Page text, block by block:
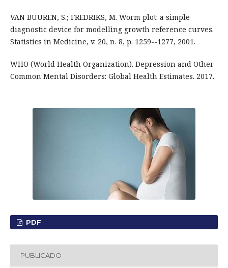
VAN BUUREN, S.; FREDRIKS, M. Worm plot: a simple
diagnostic device for modelling growth reference curves.
Statistics in Medicine, v. 20, n. 8, p. 1259--1277, 2001.
WHO (World Health Organization). Depression and Other
Common Mental Disorders: Global Health Estimates. 2017.
PDF
PUBLICADO